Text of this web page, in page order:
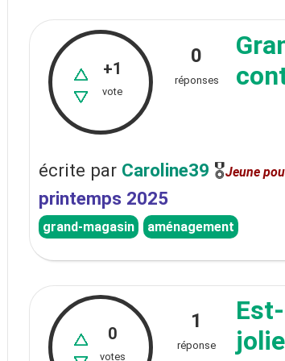
+1
vote
0
réponses
écrite par Caroline39 🎖Jeune
printemps 2025
grand-magasin aménagement
0
votes
1
réponse